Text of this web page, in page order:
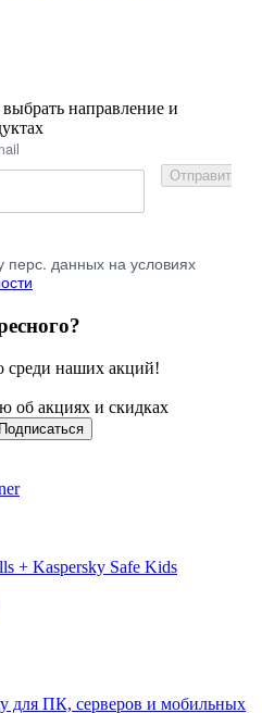
направление и
Отправить
перс. данных на условиях
среди наших акций!
об акциях и скидках
Подписаться
+ Kaspersky Safe Kids
для ПК, серверов и мобильных